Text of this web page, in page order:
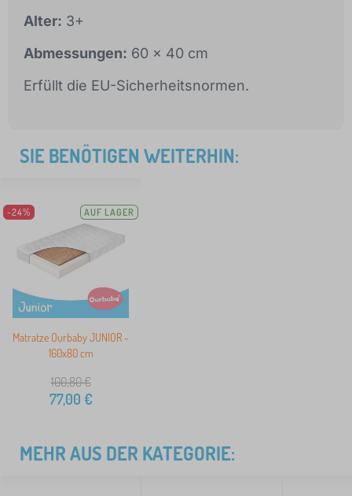
Alter: 3+
Abmessungen: 60 x 40 cm
Erfüllt die EU-Sicherheitsnormen.
SIE BENÖTIGEN WEITERHIN:
-24% AUF LAGER
Matratze Ourbaby JUNIOR -
160x80 cm
100,80€
77,00 €
MEHR AUS DER KATEGORIE: